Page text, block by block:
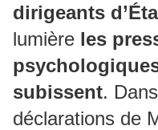
dirigeants
lumière les
subissent.
déclarations de